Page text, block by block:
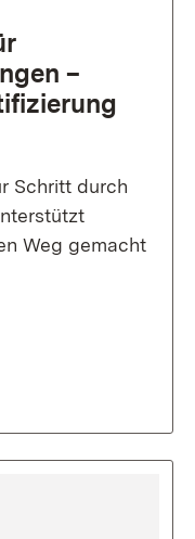
–
Schritt durch
Weg gemacht